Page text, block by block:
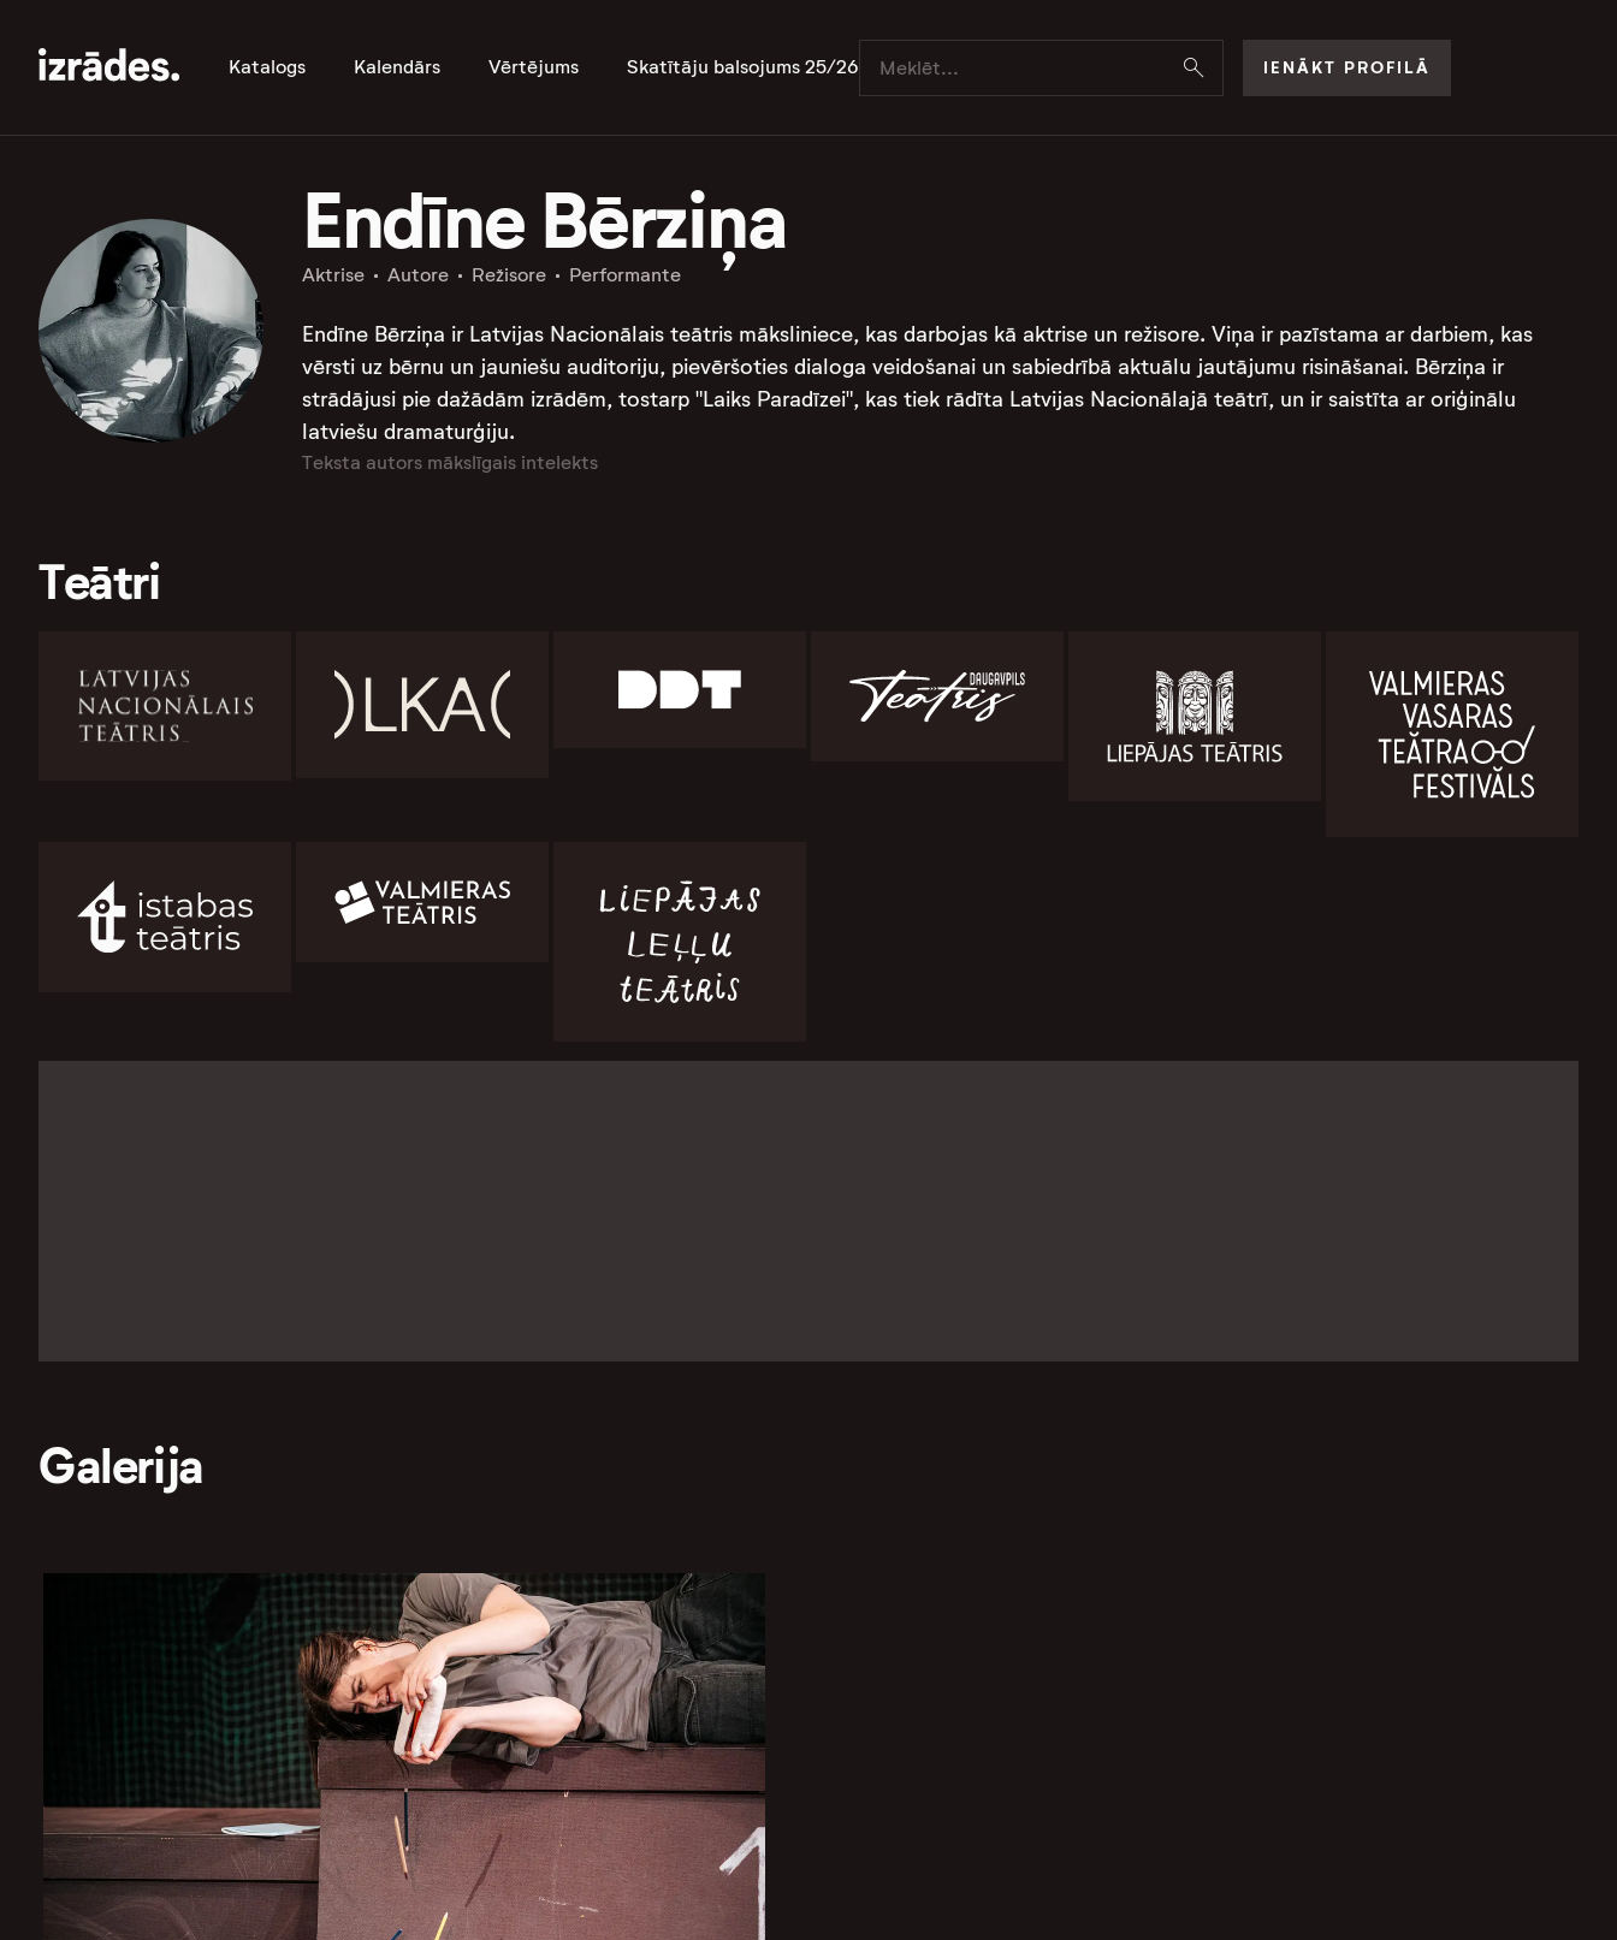
Katalogs Kalendārs Vērtējums Skatītāju balsojums 25/26 IENĀKT PROFILĀ
Endīne Bērziņa
Aktrise Autore Režisore Performante
Endīne Bērziņa ir Latvijas Nacionālais teātris māksliniece, kas darbojas kā aktrise un režisore. Viņa ir pazīstama ar darbiem, kas
vērsti uz bērnu un jauniešu auditoriju, pievēršoties dialoga veidošanai un sabiedrībā aktuālu jautājumu risināšanai. Bērziņa ir
strādājusi pie dažādām izrādēm, tostarp "Laiks Paradīzei", kas tiek rādīta Latvijas Nacionālajā teātrī, un ir saistīta ar oriģinālu
latviešu dramaturģiju.
Teksta autors mākslīgais intelekts
Teātri
Galerija